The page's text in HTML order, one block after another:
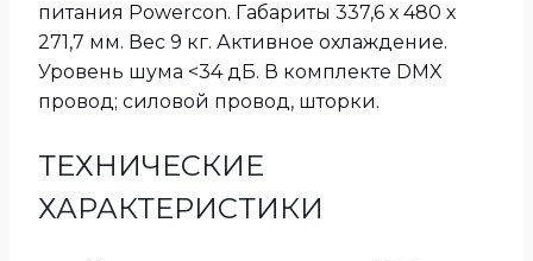
питания Powercon. Габариты 337,6 х 480 х
271,7 мм. Вес 9 кг. Активное охлаждение.
Уровень шума <34 дБ. В комплекте DMX
провод; силовой провод, шторки.
ТЕХНИЧЕСКИЕ
ХАРАКТЕРИСТИКИ